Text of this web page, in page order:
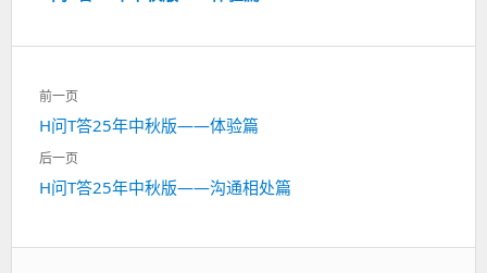
文
章
导
航
前一页
上
一
篇：
H问T答25年中秋版——体验篇
后一页
下
H问T答25年中秋版——沟通相处篇